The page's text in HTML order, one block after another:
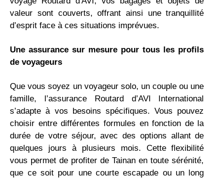
valeur sont couverts, offrant ainsi une tranquillité
d’esprit face à ces situations imprévues.
Une assurance sur mesure pour tous les profils
de voyageurs
Que vous soyez un voyageur solo, un couple ou une
famille, l’assurance Routard d’AVI International
s’adapte à vos besoins spécifiques. Vous pouvez
choisir entre différentes formules en fonction de la
durée de votre séjour, avec des options allant de
quelques jours à plusieurs mois. Cette flexibilité
vous permet de profiter de Tainan en toute sérénité,
que ce soit pour une courte escapade ou un long